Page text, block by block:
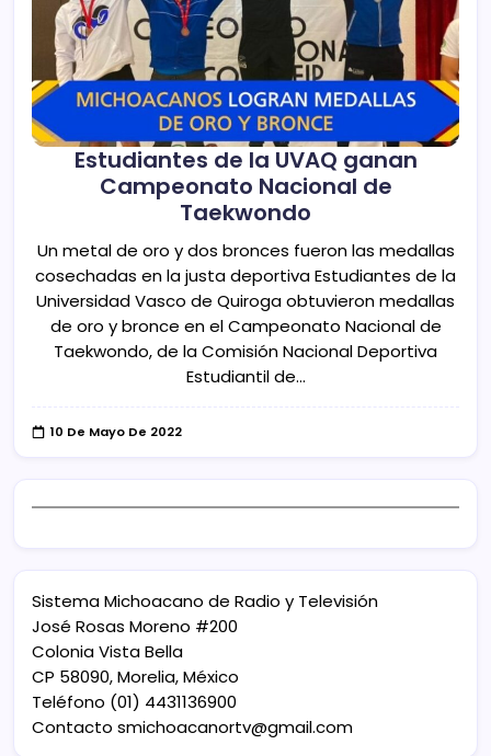
Estudiantes de la UVAQ ganan
Campeonato Nacional de
Taekwondo
Un metal de oro y dos bronces fueron las medallas
cosechadas en la justa deportiva Estudiantes de la
Universidad Vasco de Quiroga obtuvieron medallas
de oro y bronce en el Campeonato Nacional de
Taekwondo, de la Comisión Nacional Deportiva
Estudiantil de…
10 De Mayo De 2022
Sistema Michoacano de Radio y Televisión
José Rosas Moreno #200
Colonia Vista Bella
CP 58090, Morelia, México
Teléfono (01) 4431136900
Contacto smichoacanortv@gmail.com